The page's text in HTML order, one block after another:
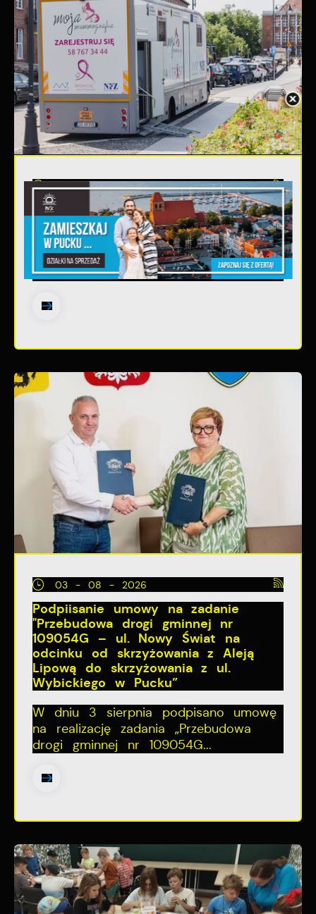
03 - 08 - 2026
Mammografia Puck 6.08.2026
Letnia mammograficzna ofensywa –
kobieto, nie czekaj, badaj się! •
06.08.2026 Puck ul...
03 - 08 - 2026
Podpiisanie umowy na zadanie
"Przebudowa drogi gminnej nr
109054G – ul. Nowy Świat na
odcinku od skrzyżowania z Aleją
Lipową do skrzyżowania z ul.
Wybickiego w Pucku”
W dniu 3 sierpnia podpisano umowę
na realizację zadania „Przebudowa
drogi gminnej nr 109054G...